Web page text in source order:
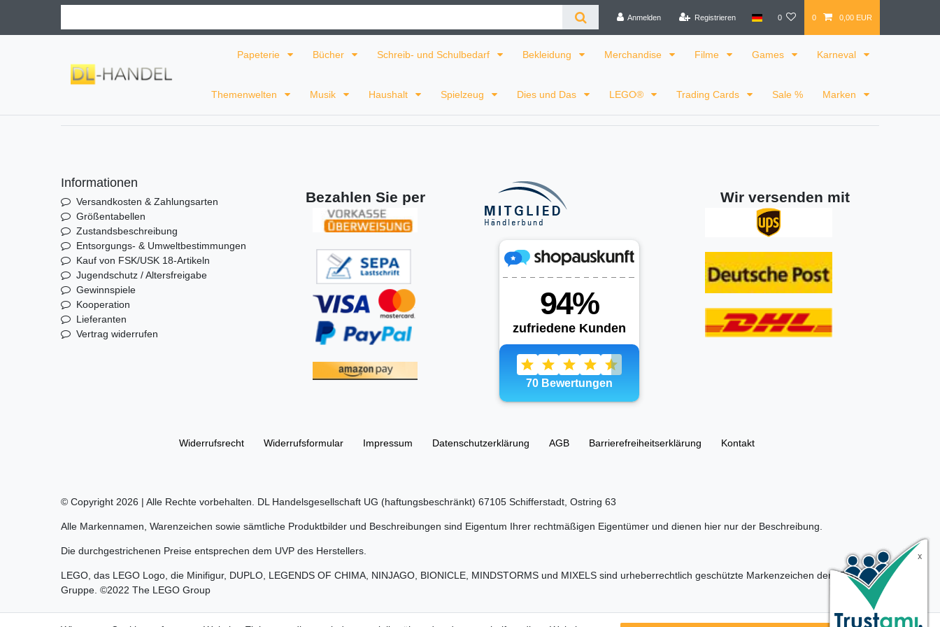
Anmelden Registrieren 0 0 0,00 EUR
Papeterie Bücher Schreib- und Schulbedarf Bekleidung Merchandise Filme Games Karneval
Themenwelten Musik Haushalt Spielzeug Dies und Das LEGO® Trading Cards Sale % Marken
Informationen
Versandkosten & Zahlungsarten
Größentabellen
Zustandsbeschreibung
Entsorgungs- & Umweltbestimmungen
Kauf von FSK/USK 18-Artikeln
Jugendschutz / Altersfreigabe
Gewinnspiele
Kooperation
Lieferanten
Vertrag widerrufen
Bezahlen Sie per Wir versenden mit
Widerrufs­recht Widerrufs­formular Impressum Daten­schutz­erklärung AGB Barrierefreiheitserklärung Kontakt
© Copyright 2026 | Alle Rechte vorbehalten. DL Handelsgesellschaft UG (haftungsbeschränkt) 67105 Schifferstadt, Ostring 63
Alle Markennamen, Warenzeichen sowie sämtliche Produktbilder und Beschreibungen sind Eigentum Ihrer rechtmäßigen Eigentümer und dienen hier nur der Beschreibung.
Die durchgestrichenen Preise entsprechen dem UVP des Herstellers.
LEGO, das LEGO Logo, die Minifigur, DUPLO, LEGENDS OF CHIMA, NINJAGO, BIONICLE, MINDSTORMS und MIXELS sind urheberrechtlich geschützte Markenzeichen der LEGO
Gruppe. ©2022 The LEGO Group